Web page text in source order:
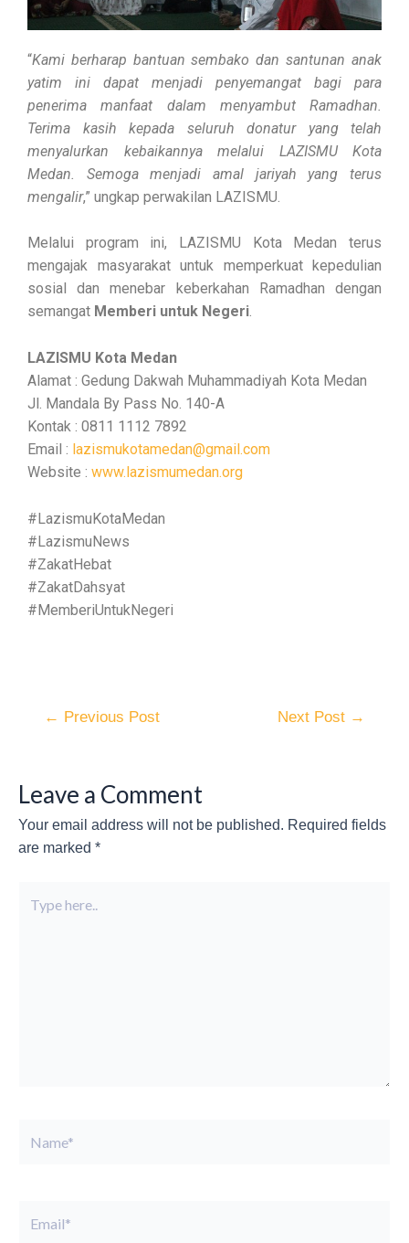
“Kami berharap bantuan sembako dan santunan anak
yatim ini dapat menjadi penyemangat bagi para
penerima manfaat dalam menyambut Ramadhan.
Terima kasih kepada seluruh donatur yang telah
menyalurkan kebaikannya melalui LAZISMU Kota
Medan. Semoga menjadi amal jariyah yang terus
mengalir,” ungkap perwakilan LAZISMU.
Melalui program ini, LAZISMU Kota Medan terus
mengajak masyarakat untuk memperkuat kepedulian
sosial dan menebar keberkahan Ramadhan dengan
semangat Memberi untuk Negeri.
LAZISMU Kota Medan
Alamat : Gedung Dakwah Muhammadiyah Kota Medan
Jl. Mandala By Pass No. 140-A
Kontak : 0811 1112 7892
Email : lazismukotamedan@gmail.com
Website : www.lazismumedan.org
#LazismuKotaMedan
#LazismuNews
#ZakatHebat
#ZakatDahsyat
#MemberiUntukNegeri
← Previous Post Next Post →
Leave a Comment
Your email address will not be published. Required fields
are marked *
here..